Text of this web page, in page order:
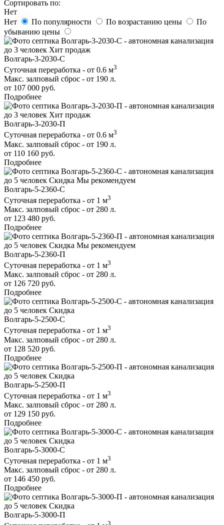
Сортировать по:
Нет
Нет
По популярности По возрастанию цены
По
убыванию цены
до 3 человек Хит продаж
Волгарь-3-2030-С
Суточная переработка - от 0.6 м3
Макс. залповый сброс - от 190 л.
от 107 000 руб.
Подробнее
до 3 человек Хит продаж
Волгарь-3-2030-П
Суточная переработка - от 0.6 м3
Макс. залповый сброс - от 190 л.
от 110 160 руб.
Подробнее
до 5 человек Скидка Мы рекомендуем
Волгарь-5-2360-С
Суточная переработка - от 1 м3
Макс. залповый сброс - от 280 л.
от 123 480 руб.
Подробнее
до 5 человек Скидка Мы рекомендуем
Волгарь-5-2360-П
Суточная переработка - от 1 м3
Макс. залповый сброс - от 280 л.
от 126 720 руб.
Подробнее
до 5 человек Скидка
Волгарь-5-2500-С
Суточная переработка - от 1 м3
Макс. залповый сброс - от 280 л.
от 128 520 руб.
Подробнее
до 5 человек Скидка
Волгарь-5-2500-П
Суточная переработка - от 1 м3
Макс. залповый сброс - от 280 л.
от 129 150 руб.
Подробнее
до 5 человек Скидка
Волгарь-5-3000-С
Суточная переработка - от 1 м3
Макс. залповый сброс - от 280 л.
от 146 450 руб.
Подробнее
до 5 человек Скидка
Волгарь-5-3000-П
3